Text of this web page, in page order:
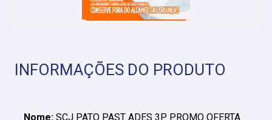
INFORMAÇÕES DO PRODUTO
Nome: SCJ PATO PAST ADES 3P PROMO OFERTA